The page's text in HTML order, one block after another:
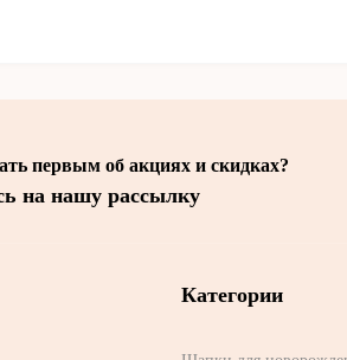
первым об акциях и скидках?
на нашу рассылку
Категории